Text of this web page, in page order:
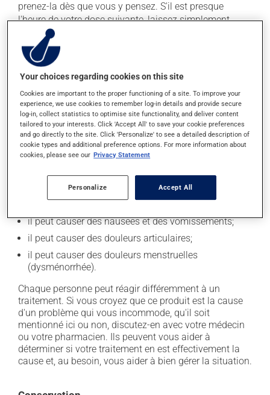
prenez-la dès que vous y pensez. S'il est presque
l'heure de votre dose suivante, laissez simplement
tomber la dose oubliée. Ne doublez pas la dose
suivante pour tenter de vous rattraper.
Ce médicament peut être pris avec ou sans nourriture,
sans égard aux repas ou aux collations.
Effets indésirables
En plus de ses effets recherchés, ce produit peut à
l'occasion entraîner certains effets indésirables (effets
il peut causer des maux de tête;
il peut causer des maux de ventre;
il peut causer des nausées et des vomissements;
il peut causer des douleurs articulaires;
il peut causer des douleurs menstruelles
(dysménorrhée).
Chaque personne peut réagir différemment à un
traitement. Si vous croyez que ce produit est la cause
d'un problème qui vous incommode, qu'il soit
mentionné ici ou non, discutez-en avec votre médecin
ou votre pharmacien. Ils peuvent vous aider à
déterminer si votre traitement en est effectivement la
cause et, au besoin, vous aider à bien gérer la situation.
Your choices regarding cookies on this site
Cookies are important to the proper functioning of a site. To improve your
experience, we use cookies to remember log-in details and provide secure
log-in, collect statistics to optimise site functionality, and deliver content
tailored to your interests. Click 'Accept All' to save your cookie preferences
and go directly to the site. Click 'Personalize' to see a detailed description of
cookie types and additional preference options. For more information about
cookies, please see our Privacy Statement
Personalize Accept All